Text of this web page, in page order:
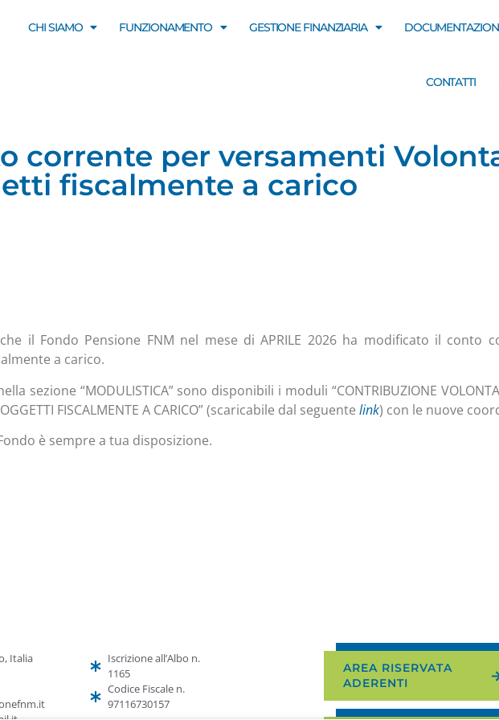
CHI SIAMO FUNZIONAMENTO GESTIONE FINANZIARIA
CONTATTI
corrente per versamenti
fiscalmente a carico
il Fondo Pensione FNM nel mese di APRILE 2026 ha modificato il conto
a carico.
sezione “MODULISTICA” sono disponibili i moduli “CONTRIBUZIONE
FISCALMENTE A CARICO” (scaricabile dal seguentelink) con le nuove
è sempre a tua disposizione.
Italia
Iscrizione all’Albo n.
1165
Codice Fiscale n.
97116730157
AREA RISERVATA
ADERENTI